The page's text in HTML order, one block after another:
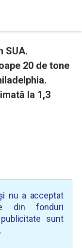
SUA.
20 de tone
la 1,3
nu a acceptat
din fonduri
sunt